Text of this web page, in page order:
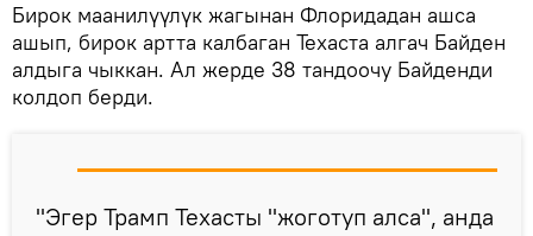
Бирок маанилүүлүк жагынан Флоридадан ашса
ашып, бирок артта калбаган Техаста алгач Байден
алдыга чыккан. Ал жерде 38 тандоочу Байденди
колдоп берди.
"Эгер Трамп Техасты "жоготуп алса", анда